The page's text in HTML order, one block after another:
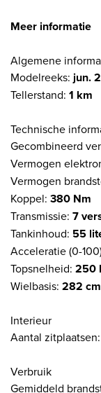
Meer informatie
Algemene
Modelreeks: jun.
Tellerstand: 1 km
Technische
Gecombineerd
Vermogen
Vermogen
Koppel: 380 Nm
Transmissie: 7
Tankinhoud: 55
Acceleratie (0-
Topsnelheid: 250
Wielbasis: 282 cm
Interieur
Aantal zitplaatsen:
Verbruik
Gemiddeld